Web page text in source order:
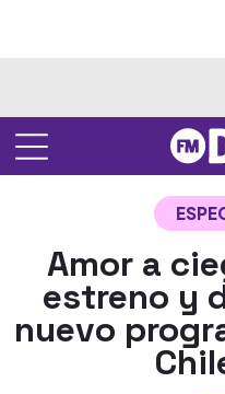
Amor a
estreno y
nuevo